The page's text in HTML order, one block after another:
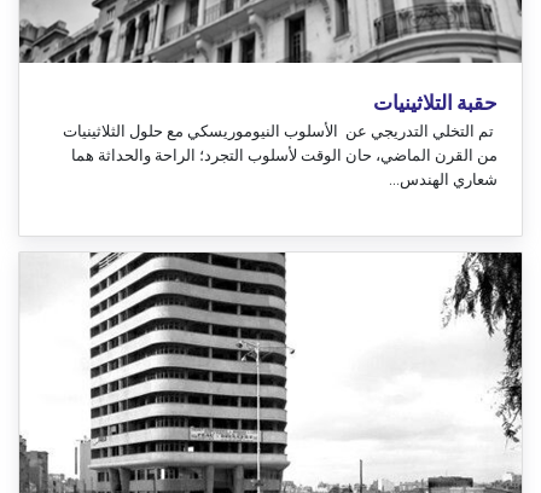
حقبة التلاثينيات
تم التخلي التدريجي عن الأسلوب النيوموريسكي مع حلول الثلاثينيات
من القرن الماضي، حان الوقت لأسلوب التجرد؛ الراحة والحداثة هما
شعاري الهندس...